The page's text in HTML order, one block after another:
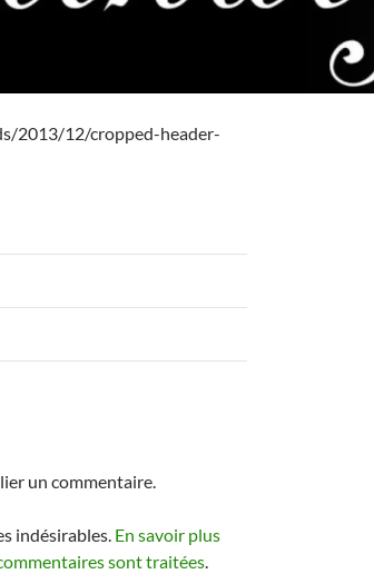
2013/12/cropped-header-
un commentaire.
indésirables. En savoir plus
sont traitées.